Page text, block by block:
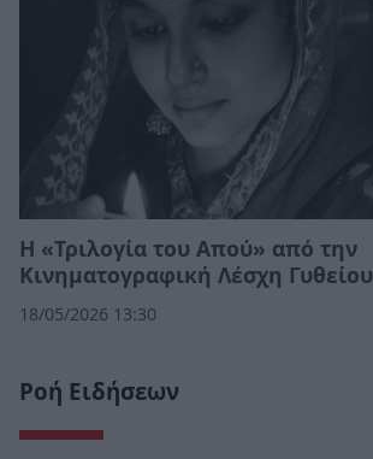
H «Τριλογία του Απού» από την
Κινηματογραφική Λέσχη Γυθείου
18/05/2026 13:30
Ροή Ειδήσεων